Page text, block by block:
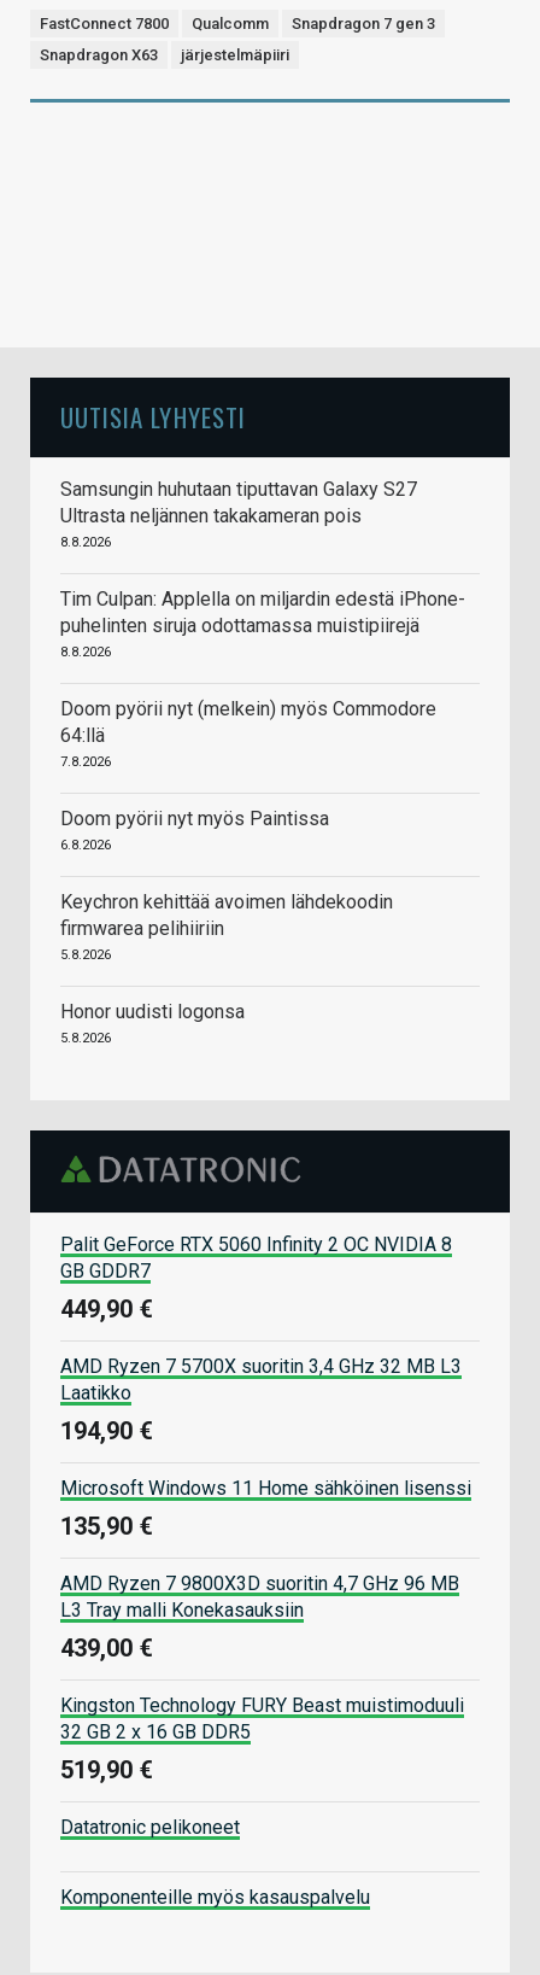
FastConnect 7800 Qualcomm
Snapdragon 7 gen 3
Snapdragon X63
järjestelmäpiiri
UUTISIA LYHYESTI
Samsungin huhutaan tiputtavan Galaxy S27
Ultrasta neljännen takakameran pois
8.8.2026
Tim Culpan: Applella on miljardin edestä iPhone-
puhelinten siruja odottamassa muistipiirejä
8.8.2026
Doom pyörii nyt (melkein) myös Commodore
64:llä
7.8.2026
Doom pyörii nyt myös Paintissa
6.8.2026
Keychron kehittää avoimen lähdekoodin
firmwarea pelihiiriin
5.8.2026
Honor uudisti logonsa
5.8.2026
Palit GeForce RTX 5060 Infinity 2 OC NVIDIA 8
GB GDDR7
449,90 €
AMD Ryzen 7 5700X suoritin 3,4 GHz 32 MB L3
Laatikko
194,90 €
Microsoft Windows 11 Home sähköinen lisenssi
135,90 €
AMD Ryzen 7 9800X3D suoritin 4,7 GHz 96 MB
L3 Tray malli Konekasauksiin
439,00 €
Kingston Technology FURY Beast muistimoduuli
32 GB 2 x 16 GB DDR5
519,90 €
Datatronic pelikoneet
Komponenteille myös kasauspalvelu